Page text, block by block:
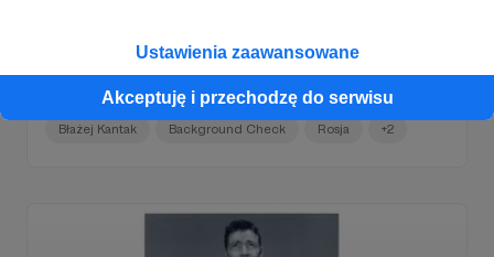
Ustawienia zaawansowane
Akceptuję i przechodzę do serwisu
Inwazja Federacji Rosyjskiej na Ukrainę trwa już 10. dobę.
drastyczne informacje dotyczące prowadzonych walk i
bombardowań. Jednakże konflikt nie sprowadza się
wyłącznie do wymiaru kinetycznego, starć w domenie
powietrznej, lądowej czy morskiej. Cyber również odgrywa
można zacząć powoli wyciągać pierwsze wnioski i opisać
pewne nietypowe zjawiska, jakkolwiek niestosownie to
brzmi w obliczu ofiar i zniszczeń, jakie ta wojna ze sobą
Błażej Kantak Background Check Rosja +2